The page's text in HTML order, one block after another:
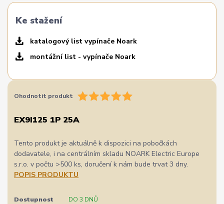
Ke stažení
katalogový list vypínače Noark
montážní list - vypínače Noark
Ohodnotit produkt
EX9I125 1P 25A
Tento produkt je aktuálně k dispozici na pobočkách
dodavatele, i na centrálním skladu NOARK Electric Europe
s.r.o. v počtu >500 ks, doručení k nám bude trvat 3 dny.
POPIS PRODUKTU
Dostupnost DO 3 DNŮ